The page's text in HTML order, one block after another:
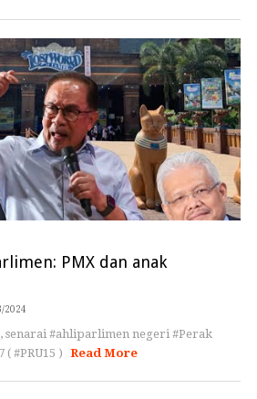
PMX dan anak
2024
senarai #ahliparlimen negeri #Perak
#PRU15 ) Read More